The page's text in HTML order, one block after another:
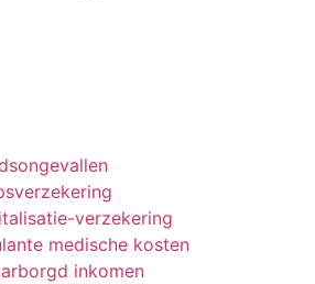
verzekering
medische kosten
inkomen